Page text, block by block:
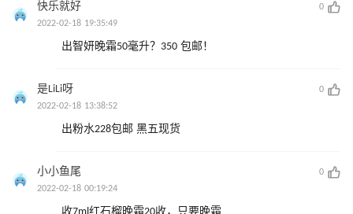
快乐就好
0
2022-02-18 19:35:49
出智妍晚霜50毫升？350 包邮！
是LiLi呀
0
2022-02-18 13:38:52
出粉水228包邮 黑五现货
小小鱼尾
0
2022-02-18 00:19:24